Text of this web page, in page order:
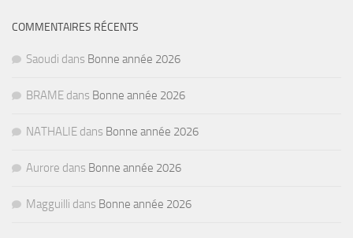
COMMENTAIRES RÉCENTS
Saoudi dans Bonne année 2026
BRAME dans Bonne année 2026
NATHALIE dans Bonne année 2026
Aurore dans Bonne année 2026
Magguilli dans Bonne année 2026